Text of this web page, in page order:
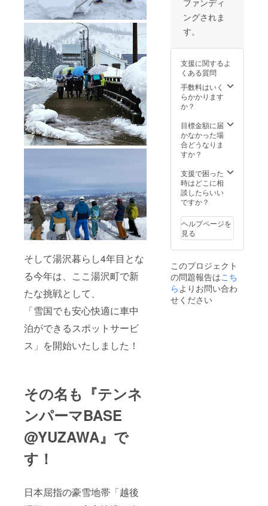
そして湯沢暮らし4年目とな
る今年は、ここ湯沢町で新
たな挑戦として、
「雪国でも安心快適に車中
泊ができるスポットサービ
ス」を開始いたしました！
その名も 『テンネ
ンパーマBASE
@YUZAWA』 で
す！
日本屈指の豪雪地帯「越後
※実際に
お届け
するリ
ケージ
等のデ
ザイン
が異な
る場合
があり
らかじ
めご了
承くだ
チャ
コール
メール
を送り
ジャン
「ベー
スボー
ル
キャッ
プ」
量…１
個 ・
商品サ
イズ…
サイズ
・素
材…
100%
ン ・
カラー
…ブ
ラック×
コール
ングされま
す。
支援に関するよ
くある質問
手数料はいく
らかかります
か？
目標金額に届
かなかった場
合どうなりま
すか？
支援で困った
時はどこに相
談したらいい
ですか？
ヘルプページを
見る
このプロジェクト
の問題報告はこち
ら よりお問い合わ
せください